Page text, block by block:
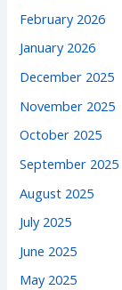
February 2026
January 2026
December 2025
November 2025
October 2025
September 2025
August 2025
July 2025
June 2025
May 2025